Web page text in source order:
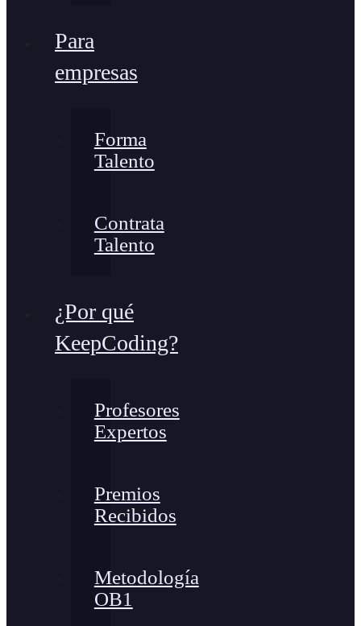
Para
empresas
Forma
Talento
Contrata
Talento
¿Por qué
KeepCoding?
Profesores
Expertos
Premios
Recibidos
Metodología
OB1